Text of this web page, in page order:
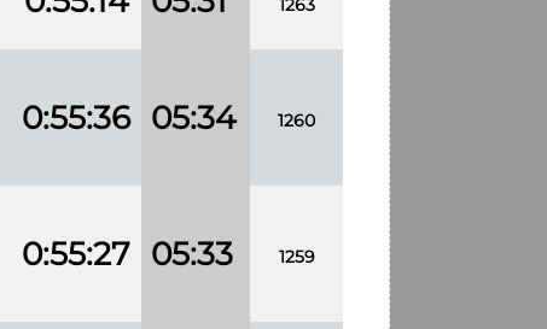
1263
0:55:36 05:34 1260
0:55:27 05:33 1259